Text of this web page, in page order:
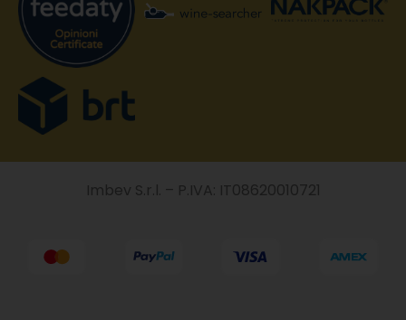
Imbev S.r.l. – P.IVA: IT08620010721